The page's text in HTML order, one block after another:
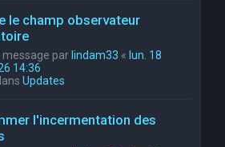
le champ observateur
message parlindam33 « lun. 18
14:36
Updates
l'incermentation des